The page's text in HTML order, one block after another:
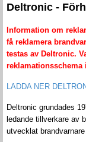
Deltronic -
Information om
få reklamera
testas av Deltronic.
reklamationsschema
LADDA NER
Deltronic grundades
ledande tillverkare av
utvecklat